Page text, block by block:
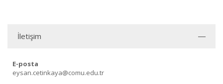
İletişim
E-posta
eysan.cetinkaya@comu.edu.tr